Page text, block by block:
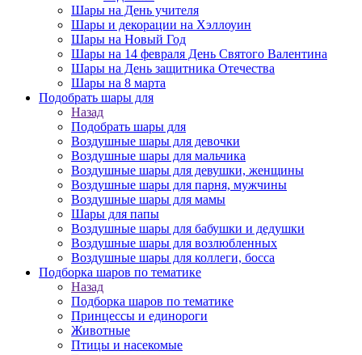
Шары на День учителя
Шары и декорации на Хэллоуин
Шары на Новый Год
Шары на 14 февраля День Святого Валентина
Шары на День защитника Отечества
Шары на 8 марта
Подобрать шары для
Назад
Подобрать шары для
Воздушные шары для девочки
Воздушные шары для мальчика
Воздушные шары для девушки, женщины
Воздушные шары для парня, мужчины
Воздушные шары для мамы
Шары для папы
Воздушные шары для бабушки и дедушки
Воздушные шары для возлюбленных
Воздушные шары для коллеги, босса
Подборка шаров по тематике
Назад
Подборка шаров по тематике
Принцессы и единороги
Животные
Птицы и насекомые